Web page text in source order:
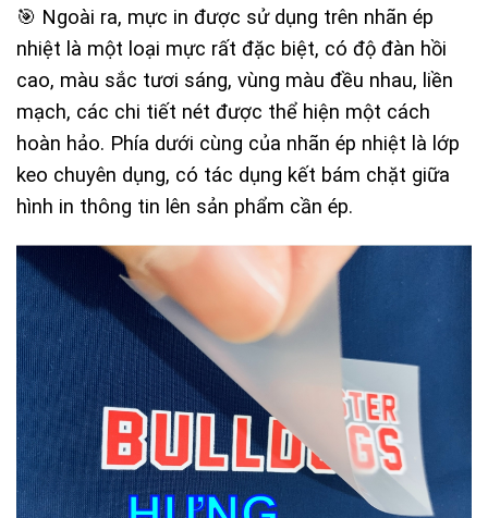
🎯 Ngoài ra, mực in được sử dụng trên nhãn ép
nhiệt là một loại mực rất đặc biệt, có độ đàn hồi
cao, màu sắc tươi sáng, vùng màu đều nhau, liền
mạch, các chi tiết nét được thể hiện một cách
hoàn hảo. Phía dưới cùng của nhãn ép nhiệt là lớp
keo chuyên dụng, có tác dụng kết bám chặt giữa
hình in thông tin lên sản phẩm cần ép.